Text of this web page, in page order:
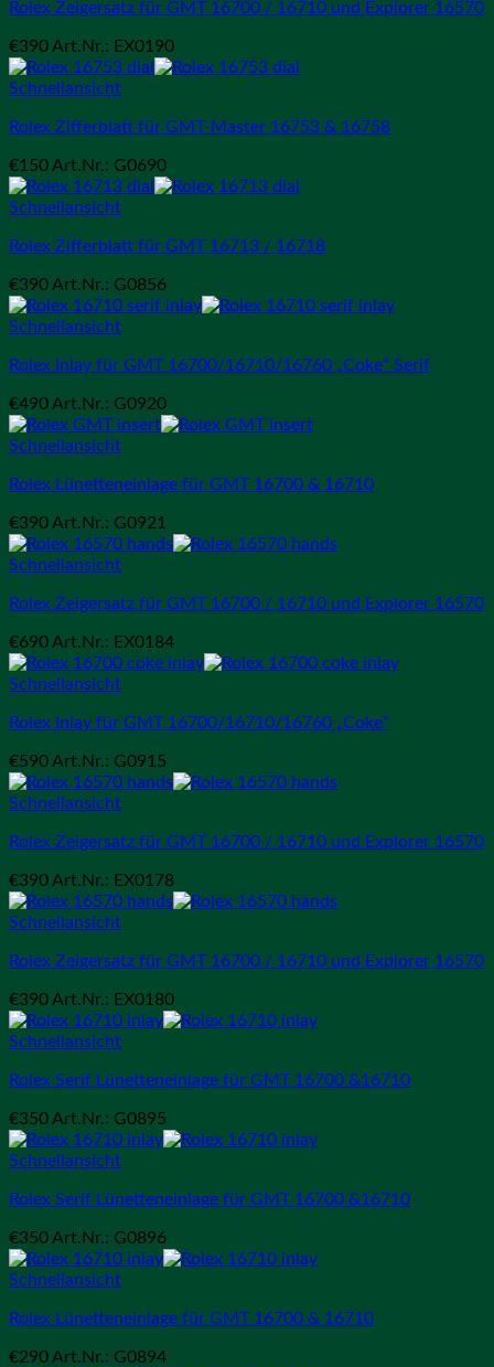
Rolex Zeigersatz für GMT 16700 / 16710 und Explorer 16570
€390 Art.Nr.: EX0190
Schnellansicht
Rolex Zifferblatt für GMT-Master 16753 & 16758
€150 Art.Nr.: G0690
Schnellansicht
Rolex Zifferblatt für GMT 16713 / 16718
€390 Art.Nr.: G0856
Schnellansicht
Rolex Inlay für GMT 16700/16710/16760 „Coke“ Serif
€490 Art.Nr.: G0920
Schnellansicht
Rolex Lünetteneinlage für GMT 16700 & 16710
€390 Art.Nr.: G0921
Schnellansicht
Rolex Zeigersatz für GMT 16700 / 16710 und Explorer 16570
€690 Art.Nr.: EX0184
Schnellansicht
Rolex Inlay für GMT 16700/16710/16760 „Coke“
€590 Art.Nr.: G0915
Schnellansicht
Rolex Zeigersatz für GMT 16700 / 16710 und Explorer 16570
€390 Art.Nr.: EX0178
Schnellansicht
Rolex Zeigersatz für GMT 16700 / 16710 und Explorer 16570
€390 Art.Nr.: EX0180
Schnellansicht
Rolex Serif Lünetteneinlage für GMT 16700 &16710
€350 Art.Nr.: G0895
Schnellansicht
Rolex Serif Lünetteneinlage für GMT 16700 &16710
€350 Art.Nr.: G0896
Schnellansicht
Rolex Lünetteneinlage für GMT 16700 & 16710
€290 Art.Nr.: G0894